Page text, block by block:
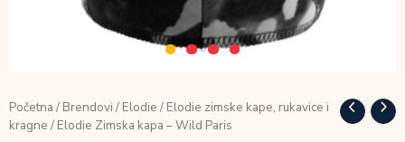
Početna / Brendovi / Elodie / Elodie zimske kape, rukavice i
kragne / Elodie Zimska kapa – Wild Paris